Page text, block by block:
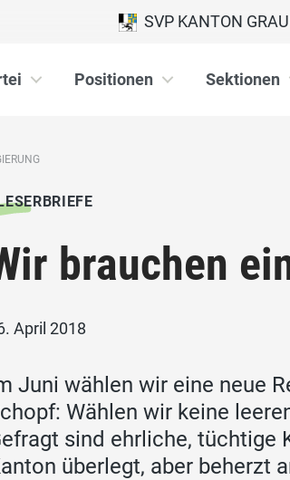
SVP KANTON
Positionen Sektionen
brauchen
April 2018
Juni wählen wir eine neue
Wählen wir keine
sind ehrliche, tüchtige
überlegt, aber beherzt